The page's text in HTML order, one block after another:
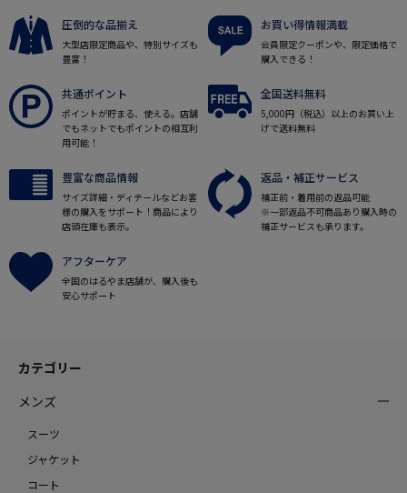
圧倒的な品揃え
大型店限定商品や、特別サイズも
豊富！
お買い得情報満載
会員限定クーポンや、限定価格で
購入できる！
共通ポイント
ポイントが貯まる、使える。店舗
でもネットでもポイントの相互利
用可能！
全国送料無料
5,000円（税込）以上のお買い上
げで送料無料
豊富な商品情報
サイズ詳細・ディテールなどお客
様の購入をサポート！商品により
店頭在庫も表示。
返品・補正サービス
補正前・着用前の返品可能
※一部返品不可商品あり購入時の
補正サービスも承ります。
アフターケア
全国のはるやま店舗が、購入後も
安心サポート
カテゴリー
メンズ
スーツ
ジャケット
コート